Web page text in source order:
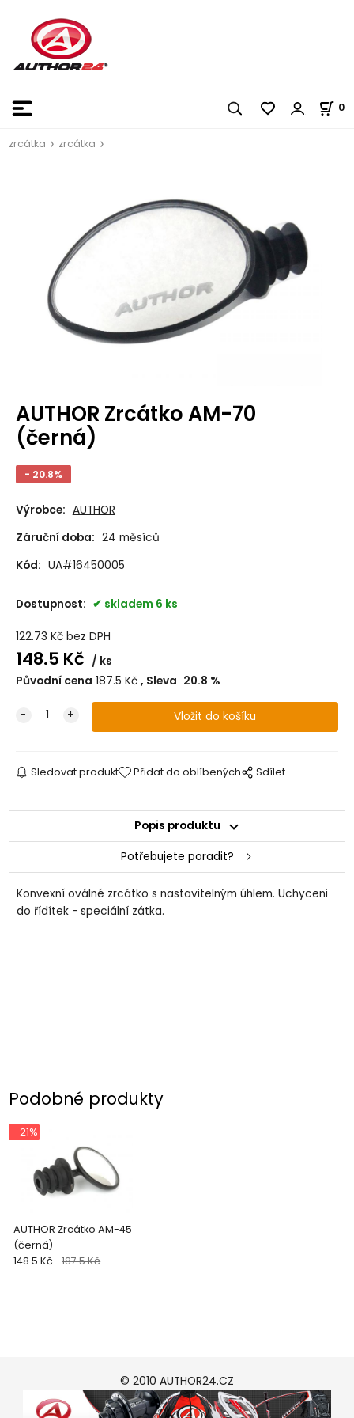
0
zrcátka zrcátka
AUTHOR Zrcátko AM-70
(černá)
- 20.8%
Výrobce: AUTHOR
Záruční doba: 24 měsíců
Kód: UA#16450005
Dostupnost: skladem 6 ks
122.73 Kč bez DPH
148.5 Kč
ks
Původní cena 187.5Kč Sleva 20.8 %
Sledovat produkt Přidat do oblíbených Sdílet
Popis produktu
Potřebujete poradit?
Konvexní oválné zrcátko s nastavitelným úhlem. Uchyceni
do řídítek - speciální zátka.
Podobné produkty
AUTHOR Zrcátko AM-45
(černá)
- 21%
148.5 Kč 187.5 Kč
© 2010 AUTHOR24.CZ